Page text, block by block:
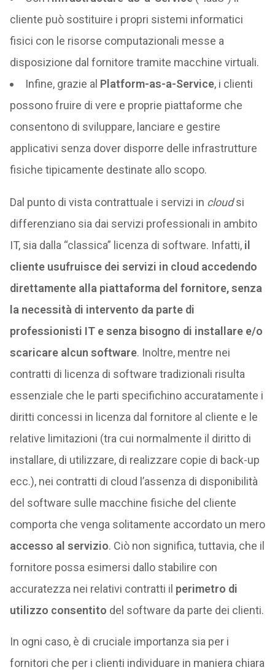
cliente può sostituire i propri sistemi informatici
fisici con le risorse computazionali messe a
disposizione dal fornitore tramite macchine virtuali.
Infine, grazie al Platform-as-a-Service, i clienti
possono fruire di vere e proprie piattaforme che
consentono di sviluppare, lanciare e gestire
applicativi senza dover disporre delle infrastrutture
fisiche tipicamente destinate allo scopo.
Dal punto di vista contrattuale i servizi in cloudsi
differenziano sia dai servizi professionali in ambito
IT, sia dalla “classica” licenza di software. Infatti, il
cliente usufruisce dei servizi in cloud accedendo
direttamente alla piattaforma del fornitore, senza
la necessità di intervento da parte di
professionisti IT e senza bisogno di installare e/o
scaricare alcun software. Inoltre, mentre nei
contratti di licenza di software tradizionali risulta
essenziale che le parti specifichino accuratamente i
diritti concessi in licenza dal fornitore al cliente e le
relative limitazioni (tra cui normalmente il diritto di
installare, di utilizzare, di realizzare copie di back-up
ecc.), nei contratti di cloud l’assenza di disponibilità
del software sulle macchine fisiche del cliente
comporta che venga solitamente accordato un mero
accesso al servizio. Ciò non significa, tuttavia, che il
fornitore possa esimersi dallo stabilire con
accuratezza nei relativi contratti il perimetro di
utilizzo consentito del software da parte dei clienti.
In ogni caso, è di cruciale importanza sia per i
fornitori che per i clienti individuare in maniera chiara